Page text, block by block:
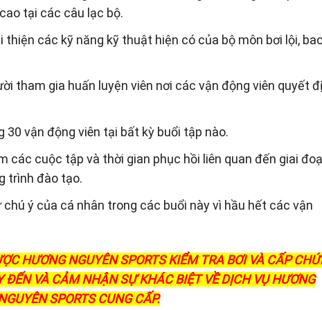
tại các câu lạc bộ.
thiện các kỹ năng kỹ thuật hiện có của bộ môn bơi lội,
tham gia huấn luyện viên nơi các vận động viên quyết
30 vận động viên tại bất kỳ buổi tập nào.
các cuộc tập và thời gian phục hồi liên quan đến giai
trình đào tạo.
ý của cá nhân trong các buổi này vì hầu hết các vận
HƯƠNG NGUYÊN SPORTS KIỂM TRA BƠI VÀ CẤP
ĐẾN VÀ CẢM NHẬN SỰ KHÁC BIỆT VỀ DỊCH VỤ HƯƠNG
SPORTS CUNG CẤP.